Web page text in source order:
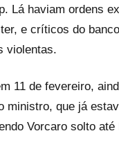
Lá haviam ordens
e críticos do
violentas.
11 de fevereiro,
ministro, que já
Vorcaro solto